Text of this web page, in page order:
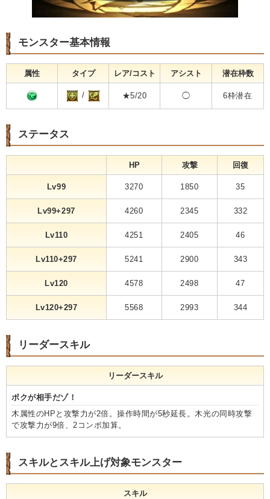
モンスター基本情報
属性 タイプ レア/コスト アシスト 潜在枠数
/ ★5/20 ◯ 6枠潜在
ステータス
HP 攻撃 回復
Lv99 3270 1850 35
Lv99+297 4260 2345 332
Lv110 4251 2405 46
Lv110+297 5241 2900 343
Lv120 4578 2498 47
Lv120+297 5568 2993 344
リーダースキル
リーダースキル
ボクが相手だゾ！
木属性のHPと攻撃力が2倍。操作時間が5秒延長。木光の同時攻撃
で攻撃力が9倍、2コンボ加算。
スキルとスキル上げ対象モンスター
スキル